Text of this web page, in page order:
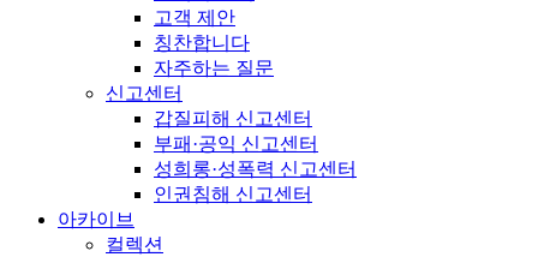
고객 제안
칭찬합니다
자주하는 질문
신고센터
갑질피해 신고센터
부패·공익 신고센터
성희롱·성폭력 신고센터
인권침해 신고센터
아카이브
컬렉션